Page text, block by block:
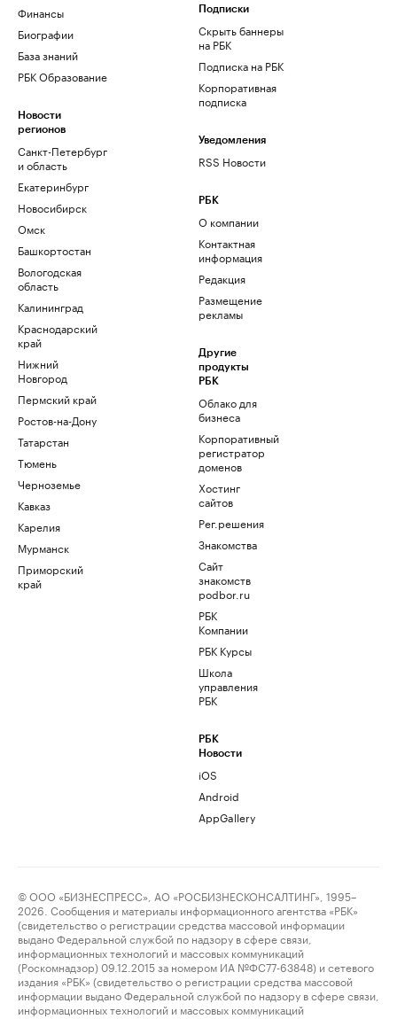
Финансы
Биографии
База знаний
РБК Образование
Новости
регионов
Санкт-Петербург
и область
Екатеринбург
Новосибирск
Омск
Башкортостан
Вологодская
область
Калининград
Краснодарский
край
Нижний
Новгород
Пермский край
Ростов-на-Дону
Татарстан
Тюмень
Черноземье
Кавказ
Карелия
Мурманск
Приморский
край
Подписки
Скрыть баннеры
на РБК
Подписка на РБК
Корпоративная
подписка
Уведомления
RSS Новости
РБК
О компании
Контактная
информация
Редакция
Размещение
рекламы
Другие
продукты
РБК
Облако для
бизнеса
Корпоративный
регистратор
доменов
Хостинг
сайтов
Рег.решения
Знакомства
Сайт
знакомств
podbor.ru
РБК
Компании
РБК Курсы
Школа
управления
РБК
РБК
Новости
iOS
Android
AppGallery
© ООО «БИЗНЕСПРЕСС», АО «РОСБИЗНЕСКОНСАЛТИНГ», 1995–
2026. Сообщения и материалы информационного агентства «РБК»
(свидетельство о регистрации средства массовой информации
выдано Федеральной службой по надзору в сфере связи,
информационных технологий и массовых коммуникаций
(Роскомнадзор) 09.12.2015 за номером ИА №ФС77-63848) и сетевого
издания «РБК» (свидетельство о регистрации средства массовой
информации выдано Федеральной службой по надзору в сфере связи,
информационных технологий и массовых коммуникаций